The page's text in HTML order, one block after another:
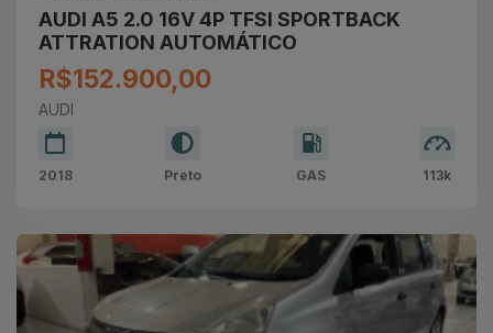
AUDI A5 2.0 16V 4P TFSI SPORTBACK
ATTRATION AUTOMÁTICO
R$152.900,00
AUDI
2018 Preto GAS 113k